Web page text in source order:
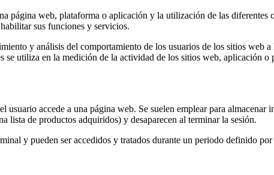
página web, plataforma o aplicación y la utilización de las
sus funciones y servicios.
y análisis del comportamiento de los usuarios de los sitios web
utiliza en la medición de la actividad de los sitios web, aplicación
usuario accede a una página web. Se suelen emplear para
lista de productos adquiridos) y desaparecen al terminar la sesión.
y pueden ser accedidos y tratados durante un periodo definido